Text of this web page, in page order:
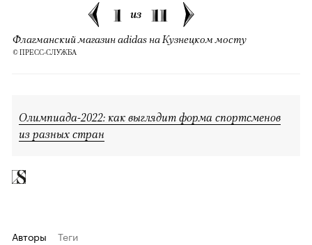
1 из 11
Флагманский магазин adidas на Кузнецком мосту
© ПРЕСС-СЛУЖБА
Олимпиада-2022: как выглядит форма спортсменов
из разных стран
Авторы Теги